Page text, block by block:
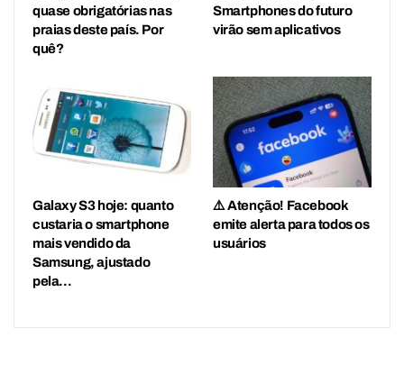
quase obrigatórias nas
praias deste país. Por
quê?
Smartphones do futuro
virão sem aplicativos
Galaxy S3 hoje: quanto
custaria o smartphone
mais vendido da
Samsung, ajustado
pela…
⚠️ Atenção! Facebook
emite alerta para todos os
usuários